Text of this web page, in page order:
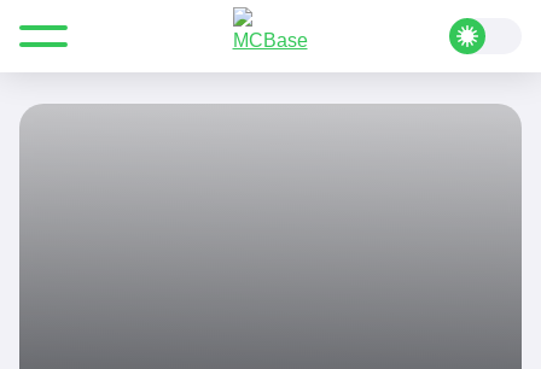
Все для Minecraft Полезные статьи
Руководства
Как найти осколки глиняной посуды в Minecraft